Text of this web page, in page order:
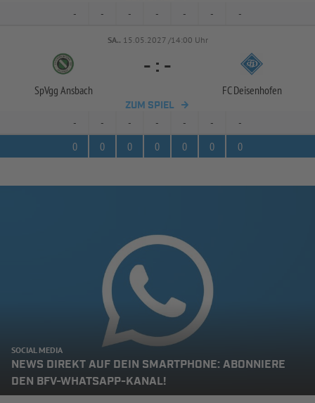
- - - - - - -
SA.. 15.05.2027 /14:00 Uhr
SpVgg Ansbach
- : -
FC Deisenhofen
ZUM SPIEL
- - - - - -
-
0
0 0 0 0 0 0
SOCIAL MEDIA
NEWS DIREKT AUF DEIN SMARTPHONE: ABONNIERE
DEN BFV-WHATSAPP-KANAL!